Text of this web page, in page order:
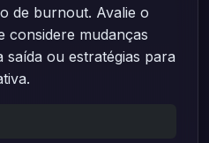
de burnout. Avalie o
considere mudanças
saída ou estratégias para